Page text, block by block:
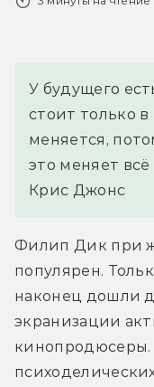
У будущего
стоит только в
меняется,
это меняет всё
Крис Джонс
Филип Дик при
популярен.
наконец дошли
экранизации
кинопродюсеры.